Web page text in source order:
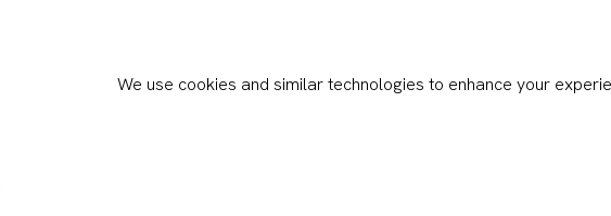
We use cookies and similar technologies to enhance your